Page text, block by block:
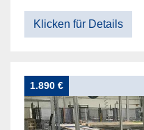
Klicken für Details
1.890 €